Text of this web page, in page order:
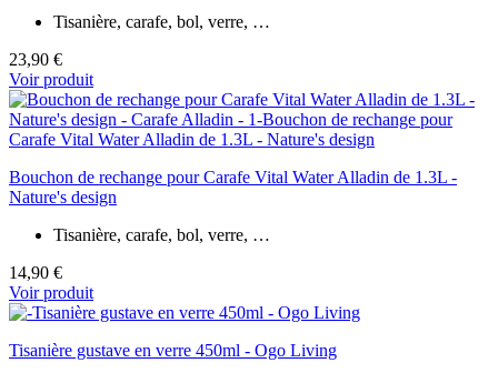
Tisanière, carafe, bol, verre, …
23,90 €
Voir produit
Bouchon de rechange pour Carafe Vital Water Alladin de 1.3L -
Nature's design
Tisanière, carafe, bol, verre, …
14,90 €
Voir produit
Tisanière gustave en verre 450ml - Ogo Living